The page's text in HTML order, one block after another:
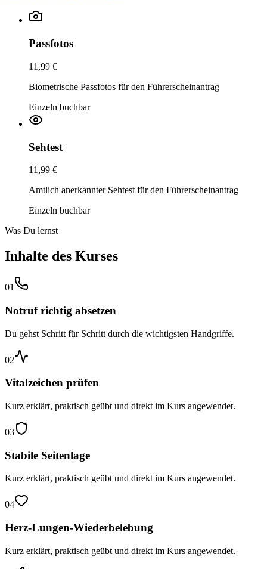
Passfotos
11,99 €
Biometrische Passfotos für den Führerscheinantrag
Einzeln buchbar
Sehtest
11,99 €
Amtlich anerkannter Sehtest für den Führerscheinantrag
Einzeln buchbar
Was Du lernst
Inhalte des Kurses
01
Notruf richtig absetzen
Du gehst Schritt für Schritt durch die wichtigsten Handgriffe.
02
Vitalzeichen prüfen
Kurz erklärt, praktisch geübt und direkt im Kurs angewendet.
03
Stabile Seitenlage
Kurz erklärt, praktisch geübt und direkt im Kurs angewendet.
04
Herz-Lungen-Wiederbelebung
Kurz erklärt, praktisch geübt und direkt im Kurs angewendet.